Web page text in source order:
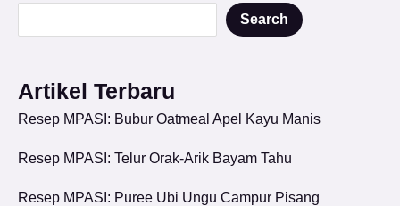
Search
Artikel Terbaru
Resep MPASI: Bubur Oatmeal Apel Kayu Manis
Resep MPASI: Telur Orak-Arik Bayam Tahu
Resep MPASI: Puree Ubi Ungu Campur Pisang